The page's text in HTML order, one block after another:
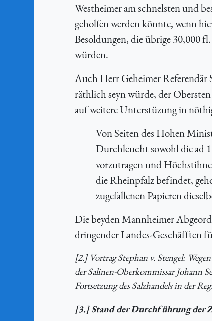
Westheimer am schnelsten und
geholfen werden könnte, wenn
Besoldungen, die übrige 30,000fl.
würden.
Auch Herr Geheimer Referendär
räthlich seyn würde, der
auf weitere Unterstüzung in
Von Seiten des Hohen
Durchleucht sowohl die ad
vorzutragen und
die Rheinpfalz befindet,
zugefallenen Papieren
Die beyden Mannheimer
dringender Landes-Geschäfften
[2.] Vortrag Stephan v. Stengel:
der Salinen-Oberkommissar Johann
Fortsetzung des Salzhandels in der
[3.] Stand der Durchführung der